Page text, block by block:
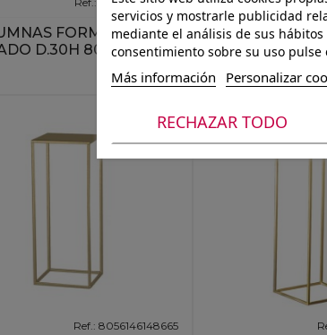
FORMADAS S/3
D.30H 80/100/120
SOPORTE
BOL DE METAL
Ref.: 8056146148665
servicios y mostrarle publicidad
mediante el análisis de sus
consentimiento sobre su uso pulse
Más información Personalizar
RECHAZAR TODO